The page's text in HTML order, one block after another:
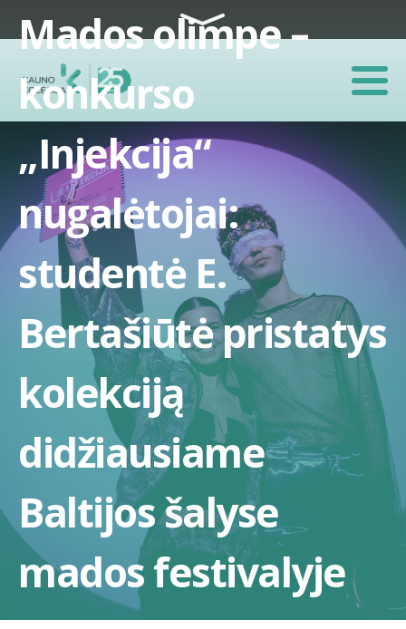
Mados olimpe –
konkurso
„Injekcija“
nugalėtojai:
studentė E.
Bertašiūtė pristatys
kolekciją
didžiausiame
Baltijos šalyse
mados festivalyje